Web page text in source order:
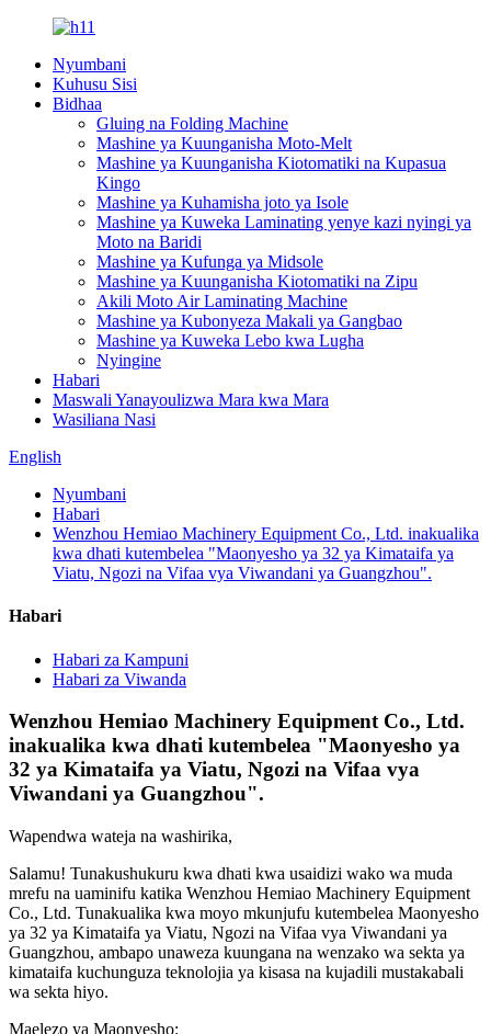
Nyumbani
Kuhusu Sisi
Bidhaa
Gluing na Folding Machine
Mashine ya Kuunganisha Moto-Melt
Mashine ya Kuunganisha Kiotomatiki na Kupasua
Kingo
Mashine ya Kuhamisha joto ya Isole
Mashine ya Kuweka Laminating yenye kazi nyingi ya
Moto na Baridi
Mashine ya Kufunga ya Midsole
Mashine ya Kuunganisha Kiotomatiki na Zipu
Akili Moto Air Laminating Machine
Mashine ya Kubonyeza Makali ya Gangbao
Mashine ya Kuweka Lebo kwa Lugha
Nyingine
Habari
Maswali Yanayoulizwa Mara kwa Mara
Wasiliana Nasi
English
Nyumbani
Habari
Wenzhou Hemiao Machinery Equipment Co., Ltd. inakualika
kwa dhati kutembelea "Maonyesho ya 32 ya Kimataifa ya
Viatu, Ngozi na Vifaa vya Viwandani ya Guangzhou".
Habari
Habari za Kampuni
Habari za Viwanda
Wenzhou Hemiao Machinery Equipment Co., Ltd.
inakualika kwa dhati kutembelea "Maonyesho ya
32 ya Kimataifa ya Viatu, Ngozi na Vifaa vya
Viwandani ya Guangzhou".
Wapendwa wateja na washirika,
Salamu! Tunakushukuru kwa dhati kwa usaidizi wako wa muda
mrefu na uaminifu katika Wenzhou Hemiao Machinery Equipment
Co., Ltd. Tunakualika kwa moyo mkunjufu kutembelea Maonyesho
ya 32 ya Kimataifa ya Viatu, Ngozi na Vifaa vya Viwandani ya
Guangzhou, ambapo unaweza kuungana na wenzako wa sekta ya
kimataifa kuchunguza teknolojia ya kisasa na kujadili mustakabali
wa sekta hiyo.
Maelezo ya Maonyesho: